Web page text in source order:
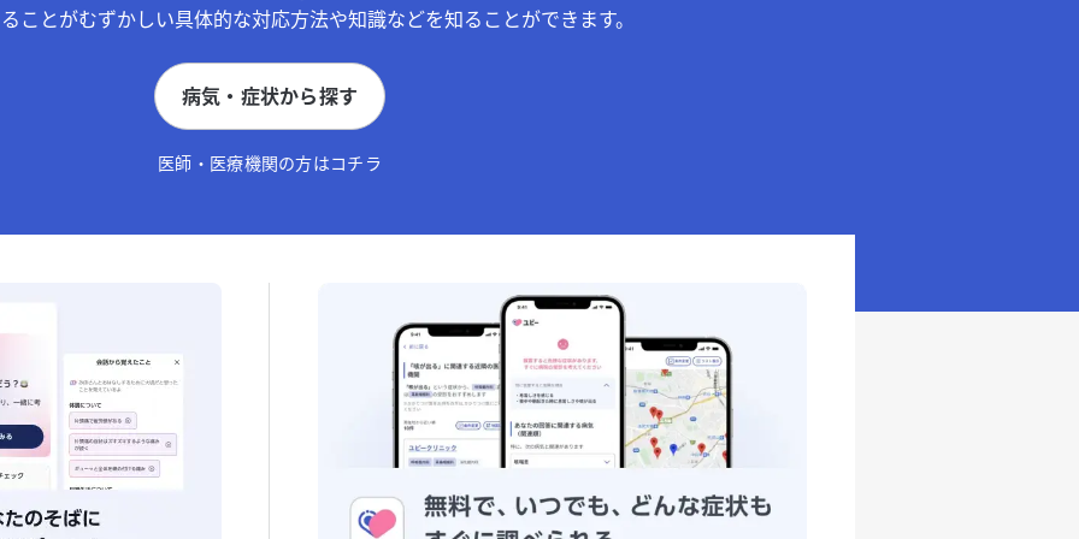
ことがむずかしい具体的な対応方法や知識などを知ることができます。
病気・症状から探す
医師・医療機関の方はコチラ